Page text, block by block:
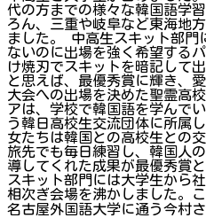
代の方までの様々な韓国語学
ろん、三重や岐阜など東海地
ました。 中高生スキット部門
ないのに出場を強く希望する
け焼刃でスキットを暗記して
と思えば、最優秀賞に輝き、
大会への出場を決めた聖霊高
アは、学校で韓国語を学んで
う韓日高校生交流団体に所属
女たちは韓国との高校生との
旅先でも毎日練習し、韓国人
導してくれた成果が最優秀賞
スキット部門には大学生から
相次ぎ会場を沸かしました。
名古屋外国語大学に通う今村